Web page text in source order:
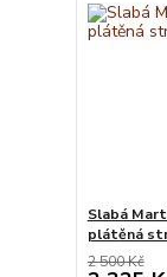
Slabá
plátěná
2 500 Kč